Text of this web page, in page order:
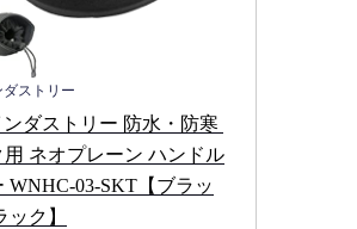
ストリー
ンダストリー 防水・防寒
用 ネオプレーン ハンドル
WNHC-03-SKT【ブラッ
ック】